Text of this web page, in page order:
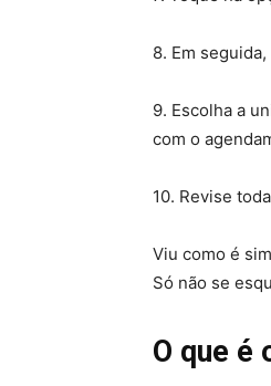
8. Em
9. Escolha a
com o
10. Revise
Viu como é
Só não se
O que é